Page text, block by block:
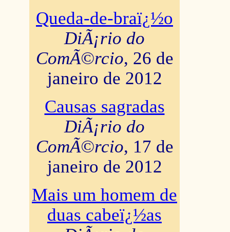
Queda-de-braï¿½o
DiÃ¡rio do
ComÃ©rcio, 26 de
janeiro de 2012
Causas sagradas
DiÃ¡rio do
ComÃ©rcio, 17 de
janeiro de 2012
Mais um homem de
duas cabeï¿½as